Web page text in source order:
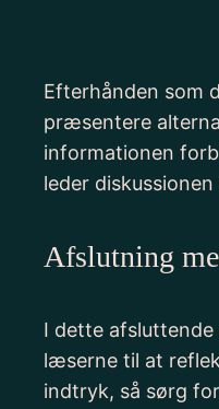
Efterhånden som
præsentere
informationen
leder
Afslutning
I dette
læserne til at
indtryk, så sørg